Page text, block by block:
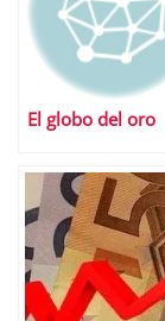
El globo del oro